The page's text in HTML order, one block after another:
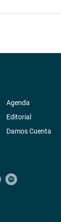
Agenda
Editorial
Damos Cuenta